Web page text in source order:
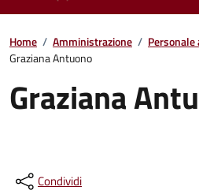
Home / Amministrazione /
Graziana Antuono
Graziana
Condividi